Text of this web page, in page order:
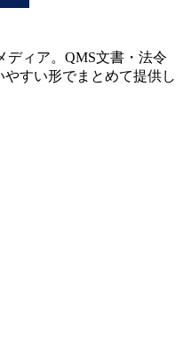
ディア。QMS文書・法令
すい形でまとめて提供し